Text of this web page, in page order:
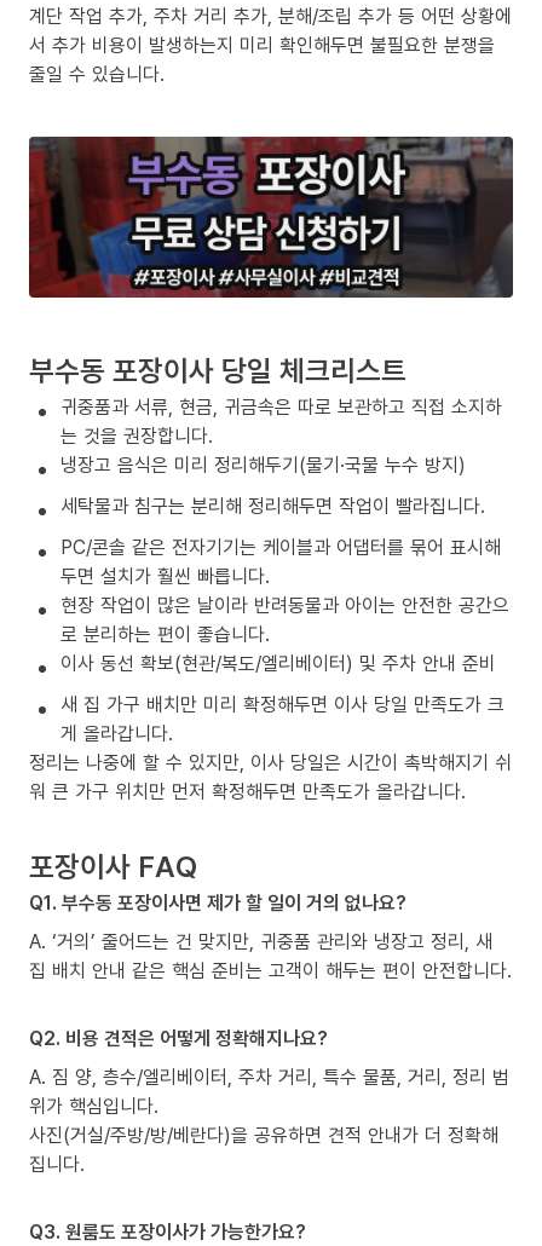
계단 작업 추가, 주차 거리 추가, 분해/조립 추가 등 어떤 상황에
서 추가 비용이 발생하는지 미리 확인해두면 불필요한 분쟁을
줄일 수 있습니다.
부수동 포장이사 당일 체크리스트
귀중품과 서류, 현금, 귀금속은 따로 보관하고 직접 소지하
는 것을 권장합니다.
냉장고 음식은 미리 정리해두기(물기·국물 누수 방지)
세탁물과 침구는 분리해 정리해두면 작업이 빨라집니다.
PC/콘솔 같은 전자기기는 케이블과 어댑터를 묶어 표시해
두면 설치가 훨씬 빠릅니다.
현장 작업이 많은 날이라 반려동물과 아이는 안전한 공간으
로 분리하는 편이 좋습니다.
이사 동선 확보(현관/복도/엘리베이터) 및 주차 안내 준비
새 집 가구 배치만 미리 확정해두면 이사 당일 만족도가 크
게 올라갑니다.
정리는 나중에 할 수 있지만, 이사 당일은 시간이 촉박해지기 쉬
워 큰 가구 위치만 먼저 확정해두면 만족도가 올라갑니다.
포장이사 FAQ
Q1. 부수동 포장이사면 제가 할 일이 거의 없나요?
A. ‘거의’ 줄어드는 건 맞지만, 귀중품 관리와 냉장고 정리, 새
집 배치 안내 같은 핵심 준비는 고객이 해두는 편이 안전합니다.
Q2. 비용 견적은 어떻게 정확해지나요?
A. 짐 양, 층수/엘리베이터, 주차 거리, 특수 물품, 거리, 정리 범
위가 핵심입니다.
사진(거실/주방/방/베란다)을 공유하면 견적 안내가 더 정확해
집니다.
Q3. 원룸도 포장이사가 가능한가요?